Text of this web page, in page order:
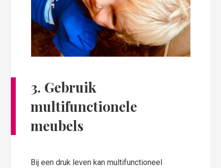
3. Gebruik
multifunctionele
meubels
Bij een druk leven kan multifunctioneel